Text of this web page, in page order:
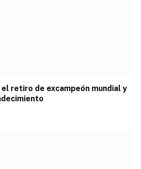
retiro de excampeón mundial y